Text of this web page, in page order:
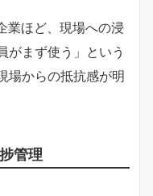
業ほど、現場への浸
がまず使う」という
場からの抵抗感が明
管理